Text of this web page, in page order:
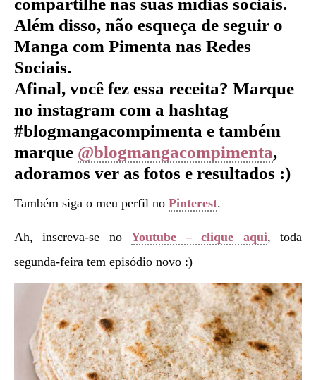
Além disso, não esqueça de seguir o
Manga com Pimenta nas Redes
Sociais.
Afinal, você fez essa receita? Marque
no instagram com a hashtag
#blogmangacompimenta e também
marque @blogmangacompimenta,
adoramos ver as fotos e resultados :)
Também siga o meu perfil no Pinterest.
Ah, inscreva-se no Youtube – clique aqui, toda
segunda-feira tem episódio novo :)